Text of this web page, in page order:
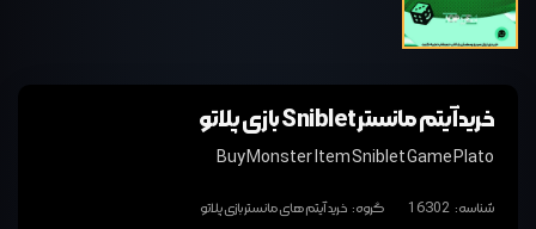
خرید آیتم مانستر Sniblet بازی پلاتو
Buy Monster Item Sniblet Game Plato
شناسه: 16302 گروه: خرید آیتم های مانستر بازی پلاتو